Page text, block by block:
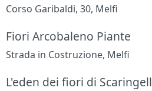
Corso Garibaldi, 30, Melfi
Fiori Arcobaleno Piante
Strada in Costruzione, Melfi
L'eden dei fiori di